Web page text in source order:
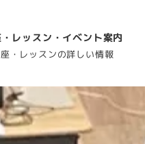
レッスン・イベント案内
・レッスンの詳しい情報